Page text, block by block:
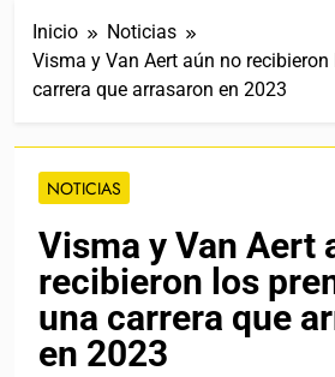
Inicio
Noticias
Visma y Van Aert aún no
carrera que arrasaron en 2023
NOTICIAS
Visma y Van Aert
recibieron los
una carrera que
en 2023